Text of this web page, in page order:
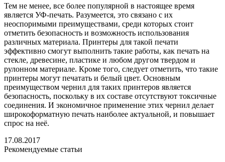
Тем не менее, все более популярной в настоящее время
является УФ-печать. Разумеется, это связано с их
неоспоримыми преимуществами, среди которых стоит
отметить безопасность и возможность использования
различных материала. Принтеры для такой печати
эффективно смогут выполнить такие работы, как печать на
стекле, древесине, пластике и любом другом твердом и
рулонном материале. Кроме того, следует отметить, что такие
принтеры могут печатать и белый цвет. Основным
преимуществом чернил для таких принтеров является
безопасность, поскольку в их составе отсутствуют токсичные
соединения. И экономичное применение этих чернил делает
широкоформатную печать наиболее актуальной, и повышает
спрос на неё.
17.08.2017
Рекомендуемые статьи